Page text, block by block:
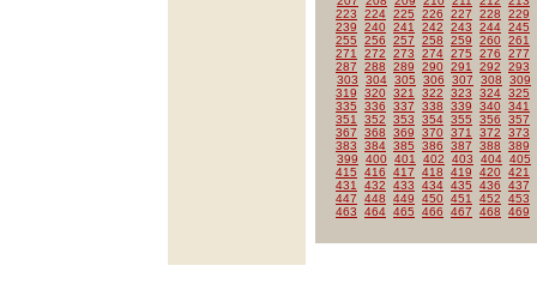
223
224 225 226 227 228
229
239
240 241 242 243 244 245
255
256 257 258 259 260 261
271
272 273 274 275 276
277
287
288 289 290 291 292
293
303
304 305 306 307 308
309
319
320 321 322 323 324 325
335
336 337 338 339 340 341
351
352 353 354 355 356
357
367
368 369 370 371 372
373
383
384 385 386 387 388
389
399
400 401 402 403 404 405
415
416 417 418 419 420 421
431
432 433 434 435 436
437
447
448 449 450 451 452
453
463
464 465 466 467 468 469